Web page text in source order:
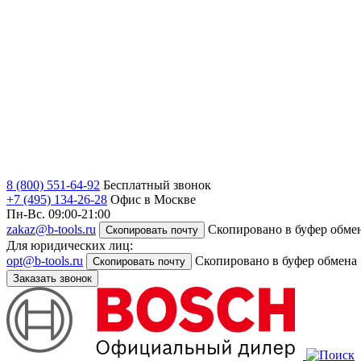
8 (800) 551-64-92 Бесплатный звонок
+7 (495) 134-26-28 Офис в Москве
Пн-Вс. 09:00-21:00
zakaz@b-tools.ru
Скопировать почту
Скопировано в буфер
Для юридических лиц:
opt@b-tools.ru
Скопировать почту Скопировано в буфер обмена
Заказать звонок